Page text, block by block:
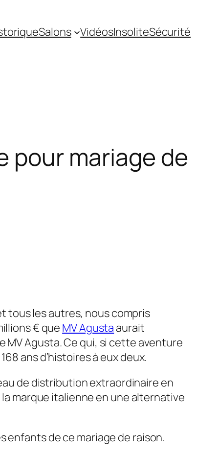
Salons VidéosInsoliteSécurité
pour mariage de
tous les autres, nous compris
€ que MV Agusta aurait
Agusta. Ce qui, si cette aventure
ans d’histoires à eux deux.
de distribution extraordinaire en
marque italienne en une alternative
enfants de ce mariage de raison.